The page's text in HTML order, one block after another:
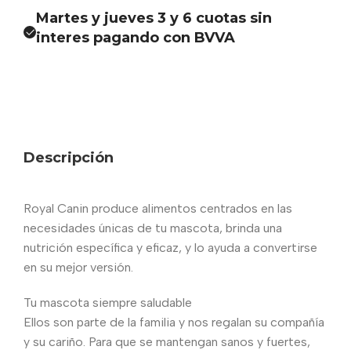
Martes y jueves 3 y 6 cuotas sin
interes pagando con BVVA
Descripción
Royal Canin produce alimentos centrados en las
necesidades únicas de tu mascota, brinda una
nutrición específica y eficaz, y lo ayuda a convertirse
en su mejor versión.
Tu mascota siempre saludable
Ellos son parte de la familia y nos regalan su compañía
y su cariño. Para que se mantengan sanos y fuertes,